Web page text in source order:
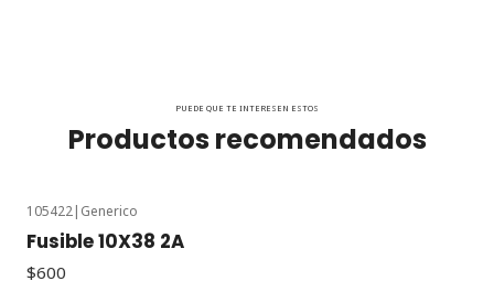
PUEDE QUE TE INTERESEN ESTOS
Productos recomendados
105422| Generico
Fusible 10X38 2A
$600